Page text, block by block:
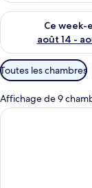
Ce week-
août 14 -
Vérifier la
Filtres
disponibles
pour
les
Toutes les chambres
Affichage de 9